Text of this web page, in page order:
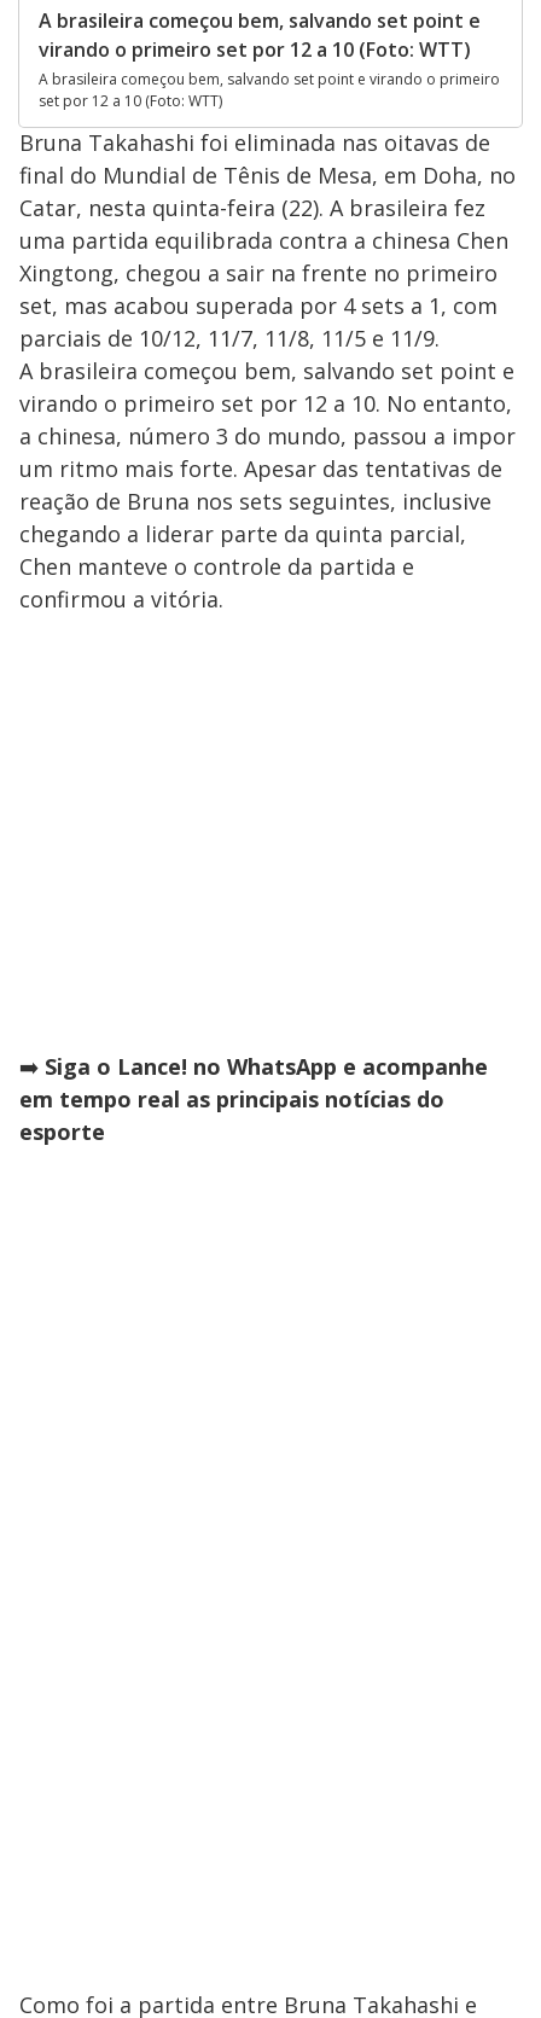
A brasileira começou bem, salvando set point e
virando o primeiro set por 12 a 10 (Foto: WTT)
A brasileira começou bem, salvando set point e virando o primeiro
set por 12 a 10 (Foto: WTT)
Bruna Takahashi foi eliminada nas oitavas de
final do Mundial de Tênis de Mesa, em Doha, no
Catar, nesta quinta-feira (22). A brasileira fez
uma partida equilibrada contra a chinesa Chen
Xingtong, chegou a sair na frente no primeiro
set, mas acabou superada por 4 sets a 1, com
parciais de 10/12, 11/7, 11/8, 11/5 e 11/9.
A brasileira começou bem, salvando set point e
virando o primeiro set por 12 a 10. No entanto,
a chinesa, número 3 do mundo, passou a impor
um ritmo mais forte. Apesar das tentativas de
reação de Bruna nos sets seguintes, inclusive
chegando a liderar parte da quinta parcial,
Chen manteve o controle da partida e
confirmou a vitória.
➡️ Siga o Lance! no WhatsApp e acompanhe
em tempo real as principais notícias do
esporte
Como foi a partida entre Bruna Takahashi e